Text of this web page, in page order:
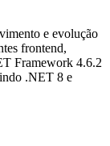
e evolução
frontend,
Framework 4.6.2
.NET 8 e